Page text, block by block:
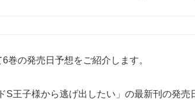
の発売日予想をご紹介します。
王子様から逃げ出したい」の最新刊の発売